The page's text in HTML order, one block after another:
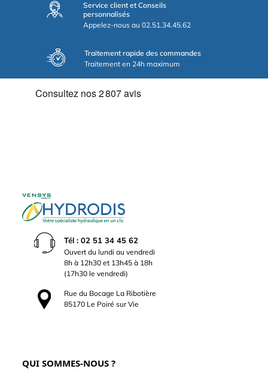
Service client et Conseils
personnalisés
Appelez-nous au 02.51.34.45.62
Traitement rapide des commandes
Traitement en 24h maximum
Tél : 02 51 34 45 62
Ouvert du lundi au vendredi
8h à 12h30 et 13h45 à 18h
(17h30 le vendredi)
Rue du Bocage La Ribotière
85170 Le Poiré sur Vie
QUI SOMMES-NOUS ?